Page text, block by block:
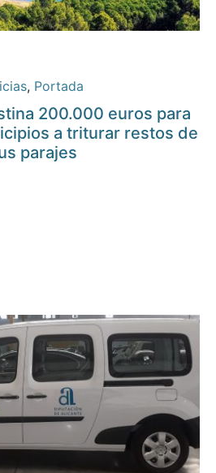
, Portada
200.000 euros para
a triturar restos de
parajes